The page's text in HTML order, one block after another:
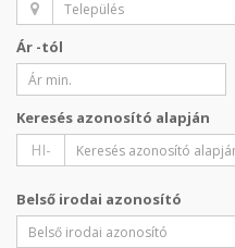
Ár -tól
Keresés azonosító alapján
HI-
Belső irodai azonosító